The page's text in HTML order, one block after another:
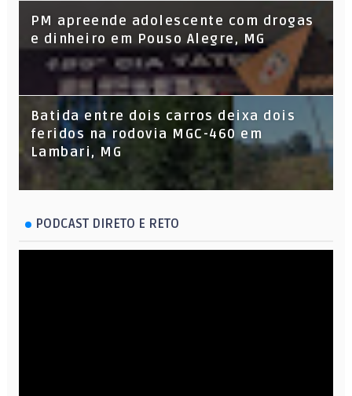
PM apreende adolescente com drogas
e dinheiro em Pouso Alegre, MG
Batida entre dois carros deixa dois
feridos na rodovia MGC-460 em
Lambari, MG
PODCAST DIRETO E RETO